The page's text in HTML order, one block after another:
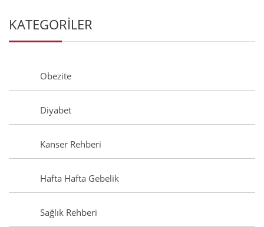
KATEGORİLER
Obezite
Diyabet
Kanser Rehberi
Hafta Hafta Gebelik
Sağlık Rehberi